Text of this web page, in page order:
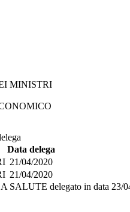
MINISTRI
Data delega
21/04/2020
21/04/2020
SALUTE delegato in data 23/